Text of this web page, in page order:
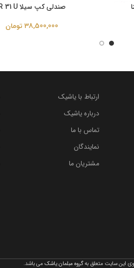
صندلی کپ سیلا R 31 U
38,500,000 تومان
ارتباط با یاشیک
درباره یاشیک
تماس با ما
نمایندگان
مشتریان ما
این سایت متعلق بهگروه مبلمان یاشک می باشد.